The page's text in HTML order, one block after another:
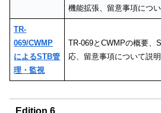
機能拡張、留意事項につ
TR-
069/CWMP
によるSTB管
理・監視
TR-069とCWMPの概要、
応、留意事項について説明
Edition 6